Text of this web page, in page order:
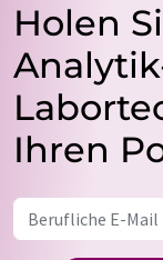
Holen
Ihren